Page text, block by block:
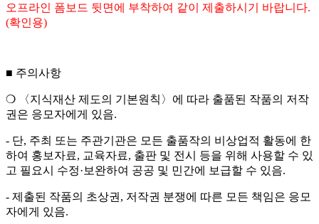
오프라인 폼보드 뒷면에 부착하여 같이 제출하시기 바랍니다.
(확인용)
■ 주의사항
❍ 〈지식재산 제도의 기본원칙 〉 에 따라 출품된 작품의 저작
권은 응모자에게 있음.
- 단, 주최 또는 주관기관은 모든 출품작의 비상업적 활동에 한
하여 홍보자료, 교육자료, 출판 및 전시 등을 위해 사용할 수 있
고 필요시 수정·보완하여 공공 및 민간에 보급할 수 있음.
- 제출된 작품의 초상권, 저작권 분쟁에 따른 모든 책임은 응모
자에게 있음.